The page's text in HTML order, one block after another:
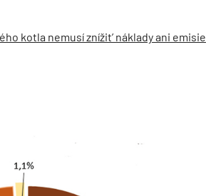
kotla nemusí znížit’ náklady ani emisie